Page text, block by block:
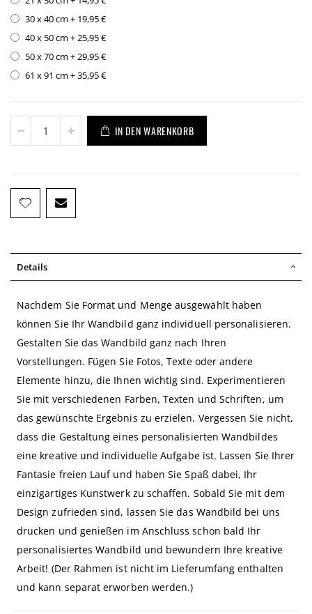
30 x 40 cm + 19,95 €
40 x 50 cm +25,95 €
50 x 70 cm +29,95 €
61 x 91 cm +35,95 €
IN DEN WARENKORB
Details
Nachdem Sie Format und Menge ausgewählt haben
können Sie Ihr Wandbild ganz individuell personalisieren.
Gestalten Sie das Wandbild ganz nach Ihren
Vorstellungen. Fügen Sie Fotos, Texte oder andere
Elemente hinzu, die Ihnen wichtig sind. Experimentieren
Sie mit verschiedenen Farben, Texten und Schriften, um
das gewünschte Ergebnis zu erzielen. Vergessen Sie nicht,
dass die Gestaltung eines personalisierten Wandbildes
eine kreative und individuelle Aufgabe ist. Lassen Sie Ihrer
Fantasie freien Lauf und haben Sie Spaß dabei, Ihr
einzigartiges Kunstwerk zu schaffen. Sobald Sie mit dem
Design zufrieden sind, lassen Sie das Wandbild bei uns
drucken und genießen im Anschluss schon bald Ihr
personalisiertes Wandbild und bewundern Ihre kreative
Arbeit! (Der Rahmen ist nicht im Lieferumfang enthalten
und kann separat erworben werden.)